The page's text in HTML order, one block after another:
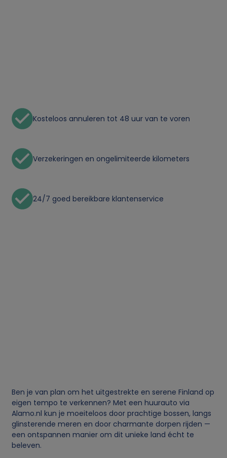
Kosteloos annuleren tot 48 uur van te voren
Verzekeringen en ongelimiteerde kilometers
24/7 goed bereikbare klantenservice
Ben je van plan om het uitgestrekte en serene Finland op
eigen tempo te verkennen? Met een huurauto via
Alamo.nl kun je moeiteloos door prachtige bossen, langs
glinsterende meren en door charmante dorpen rijden —
een ontspannen manier om dit unieke land écht te
beleven.